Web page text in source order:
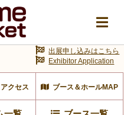
クセス ブース＆ホールMAP
出展申し込みはこちら
Exhibitor Application